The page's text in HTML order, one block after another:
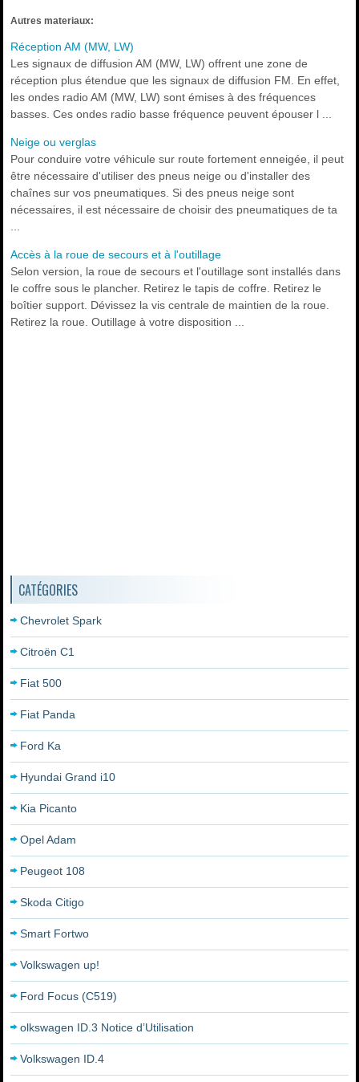
Autres materiaux:
Réception AM (MW, LW)
Les signaux de diffusion AM (MW, LW) offrent une zone de
réception plus étendue que les signaux de diffusion FM. En effet,
les ondes radio AM (MW, LW) sont émises à des fréquences
basses. Ces ondes radio basse fréquence peuvent épouser l ...
Neige ou verglas
Pour conduire votre véhicule sur route fortement enneigée, il peut
être nécessaire d'utiliser des pneus neige ou d'installer des
chaînes sur vos pneumatiques. Si des pneus neige sont
nécessaires, il est nécessaire de choisir des pneumatiques de ta
Accès à la roue de secours et à l'outillage
Selon version, la roue de secours et l'outillage sont installés dans
le coffre sous le plancher. Retirez le tapis de coffre. Retirez le
boîtier support. Dévissez la vis centrale de maintien de la roue.
Retirez la roue. Outillage à votre disposition ...
CATÉGORIES
Chevrolet Spark
Citroën C1
Fiat 500
Fiat Panda
Ford Ka
Hyundai Grand i10
Kia Picanto
Opel Adam
Peugeot 108
Skoda Citigo
Smart Fortwo
Volkswagen up!
Ford Focus (C519)
olkswagen ID.3 Notice d’Utilisation
Volkswagen ID.4